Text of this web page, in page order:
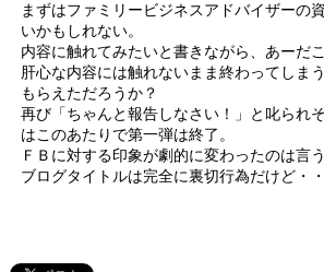
まずはファミリービジネスアドバイザーの
いかもしれない。
内容に触れてみたいと書きながら、あーだ
肝心な内容には触れないまま終わってしま
もらえただろうか？
再び「ちゃんと報告しなさい！」と叱られ
はこのあたりで第一弾は終了。
ＦＢに対する印象が劇的に変わったのは言
ブログタイトルは完全に裏切行為だけど・・